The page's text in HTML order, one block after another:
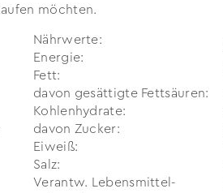
möchten.
Nährwerte:
Energie:
Fett:
davon gesättigte Fettsäuren:
Kohlenhydrate:
davon Zucker:
Eiweiß:
Salz:
Verantw. Lebensmittel­